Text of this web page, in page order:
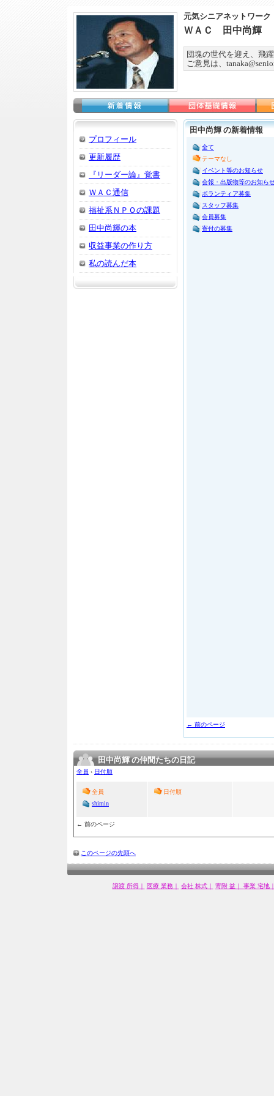
元気シニアネットワーク
ＷＡＣ 田中尚輝
団塊の世代を迎え、飛
ご意見は、
プロフィール
更新履歴
『リーダー論』覚書
ＷＡＣ通信
福祉系ＮＰＯの課題
田中尚輝の本
収益事業の作り方
私の読んだ本
田中尚輝 の新着情報
全て
テーマなし
イベント等のお知らせ
会報・出版物等のお知ら
ボランティア募集
スタッフ募集
会員募集
寄付の募集
← 前のページ
田中尚輝 の仲間たちの日記
全員 › 日付順
全員
shimin
日付順
← 前のページ
このページの先頭へ
譲渡 所得｜ 医療 業務｜ 会社 株式｜ 寄附 益｜ 事業 宅地